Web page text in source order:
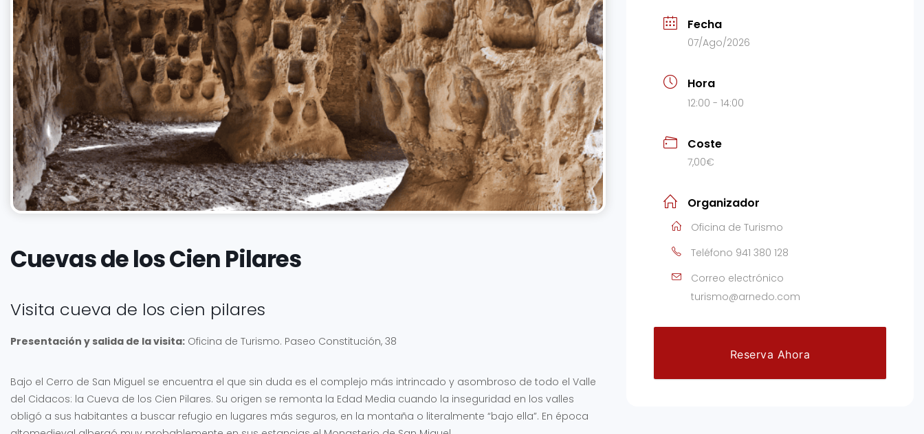
Cuevas de los Cien Pilares
Visita cueva de los cien pilares
Presentación y salida de la visita: Oficina de Turismo. Paseo Constitución, 38
Bajo el Cerro de San Miguel se encuentra el que sin duda es el complejo más intrincado y asombroso de todo el Valle
del Cidacos: la Cueva de los Cien Pilares. Su origen se remonta la Edad Media cuando la inseguridad en los valles
obligó a sus habitantes a buscar refugio en lugares más seguros, en la montaña o literalmente “bajo ella”. En época
Fecha
07/Ago/2026
Hora
12:00 - 14:00
Coste
7,00€
Organizador
Oficina de Turismo
Teléfono 941 380 128
Correo electrónico
turismo@arnedo.com
Reserva Ahora